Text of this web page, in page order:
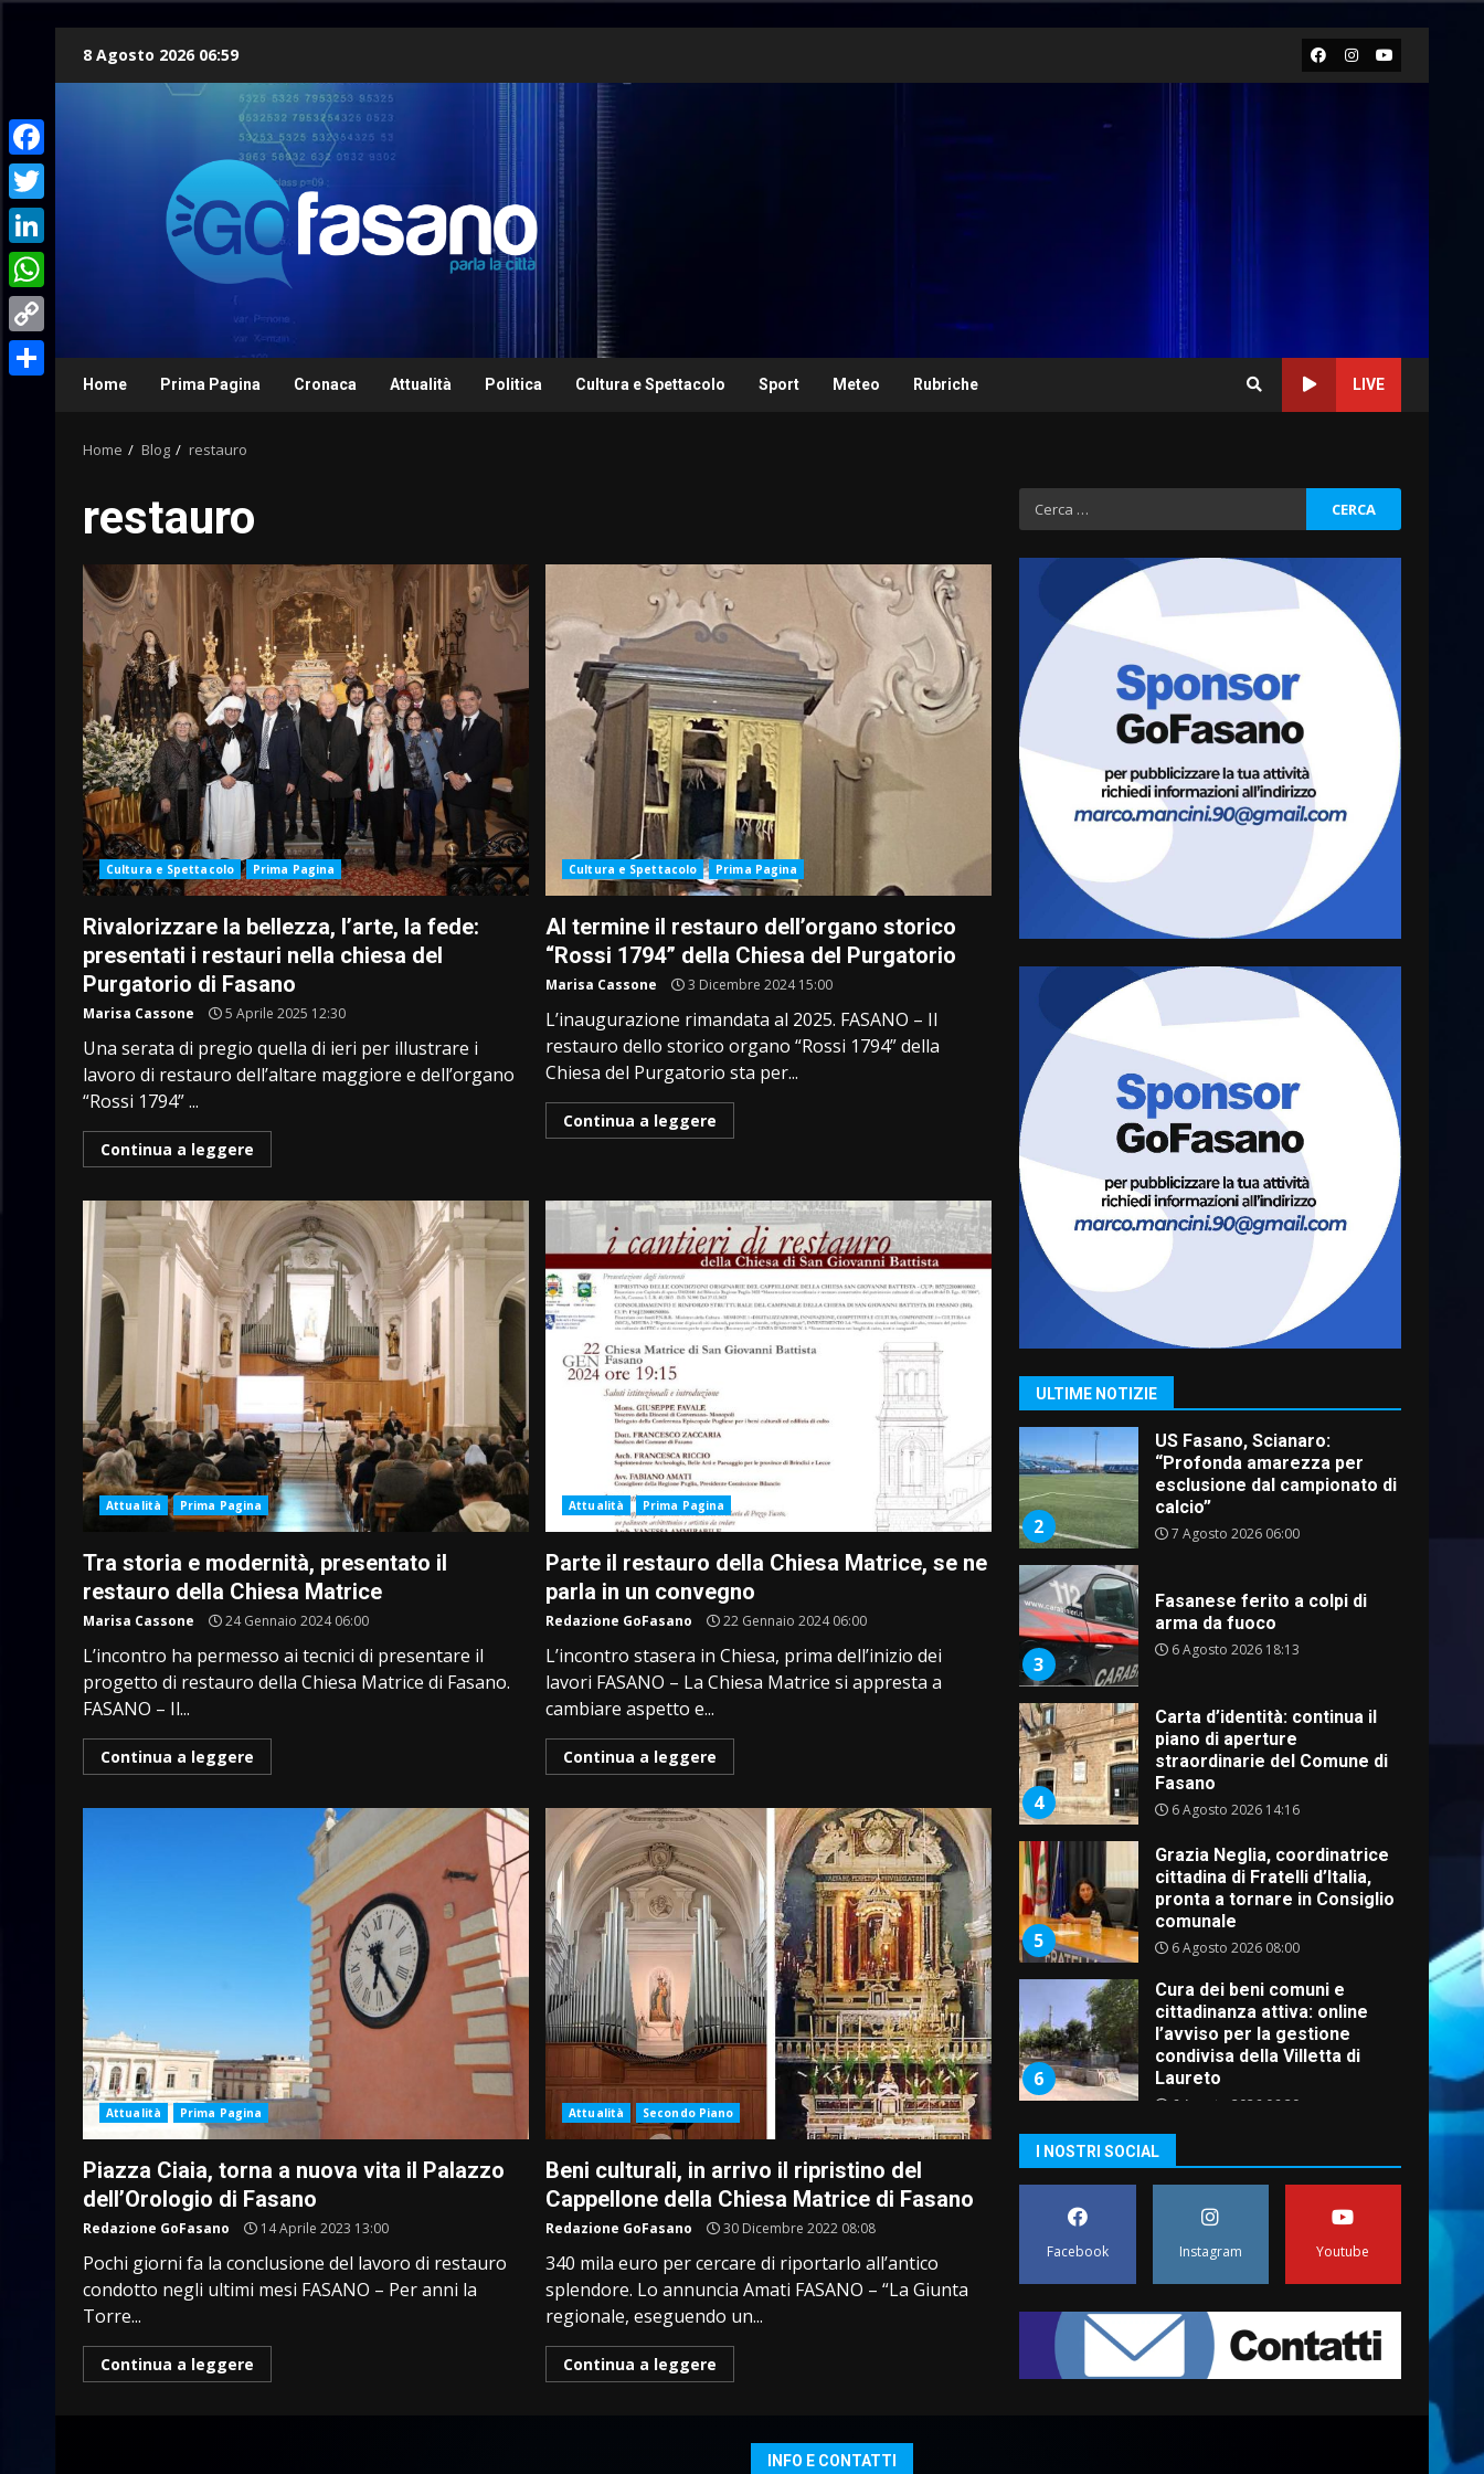
8 Agosto 2026 06:59 Facebook
Instagram
Youtube
Home Prima Pagina Cronaca Attualità Politica Cultura e Spettacolo Sport Meteo Rubriche LIVE
Home Blog restauro
restauro
Cultura e Spettacolo Prima Pagina
Rivalorizzare la bellezza, l’arte, la fede:
presentati i restauri nella chiesa del
Purgatorio di Fasano
Marisa Cassone 5 Aprile 2025 12:30
Una serata di pregio quella di ieri per illustrare i
lavoro di restauro dell’altare maggiore e dell’organo
“Rossi 1794” ...
Continua a leggere
Cultura e Spettacolo Prima Pagina
Al termine il restauro dell’organo storico
“Rossi 1794” della Chiesa del Purgatorio
Marisa Cassone 3 Dicembre 2024 15:00
L’inaugurazione rimandata al 2025. FASANO – Il
restauro dello storico organo “Rossi 1794” della
Chiesa del Purgatorio sta per...
Continua a leggere
Attualità Prima Pagina
Tra storia e modernità, presentato il
restauro della Chiesa Matrice
Marisa Cassone 24 Gennaio 2024 06:00
L’incontro ha permesso ai tecnici di presentare il
progetto di restauro della Chiesa Matrice di Fasano.
FASANO – Il...
Continua a leggere
Attualità Prima Pagina
Parte il restauro della Chiesa Matrice, se ne
parla in un convegno
Redazione GoFasano 22 Gennaio 2024 06:00
L’incontro stasera in Chiesa, prima dell’inizio dei
lavori FASANO – La Chiesa Matrice si appresta a
cambiare aspetto e...
Continua a leggere
Attualità Prima Pagina
Piazza Ciaia, torna a nuova vita il Palazzo
dell’Orologio di Fasano
Redazione GoFasano 14 Aprile 2023 13:00
Pochi giorni fa la conclusione del lavoro di restauro
condotto negli ultimi mesi FASANO – Per anni la
Torre...
Continua a leggere
Attualità Secondo Piano
Beni culturali, in arrivo il ripristino del
Cappellone della Chiesa Matrice di Fasano
Redazione GoFasano 30 Dicembre 2022 08:08
340 mila euro per cercare di riportarlo all’antico
splendore. Lo annuncia Amati FASANO – “La Giunta
regionale, eseguendo un...
Continua a leggere
Ricerca
per:
ULTIME NOTIZIE
Fasanese ferito a colpi di
arma da fuoco
6 Agosto 2026 18:13
4
Carta d’identità: continua il
piano di aperture
straordinarie del Comune di
Fasano
6 Agosto 2026 14:16
5
Grazia Neglia, coordinatrice
cittadina di Fratelli d’Italia,
pronta a tornare in Consiglio
6 Agosto 2026 08:00
Cura dei beni comuni e
cittadinanza attiva: online
l’avviso per la gestione
condivisa della Villetta di
Laureto
6 Agosto 2026 06:20
7
La magia del Minareto e la
prima assoluta de “L’Albergo
Belvedere. Il rapimento”
6 Agosto 2026 06:15
1
“I Contestatori: Musica di
Rivoluzione”: nuovo
appuntamento con “Fasano in
2
US Fasano, Scianaro:
“Profonda amarezza per
esclusione dal campionato di
calcio”
7 Agosto 2026 06:00
3
Fasanese ferito a colpi di
arma da fuoco
6 Agosto 2026 18:13
4
Carta d’identità: continua il
piano di aperture
straordinarie del Comune di
Fasano
6 Agosto 2026 14:16
5
Grazia Neglia, coordinatrice
cittadina di Fratelli d’Italia,
pronta a tornare in Consiglio
comunale
6 Agosto 2026 08:00
6
Cura dei beni comuni e
cittadinanza attiva: online
l’avviso per la gestione
condivisa della Villetta di
Laureto
6 Agosto 2026 06:20
prima assoluta de “L’Albergo
Belvedere. Il rapimento”
6 Agosto 2026 06:15
appuntamento con “Fasano in
Banda”
7 Agosto 2026 06:05
I NOSTRI SOCIAL
Facebook Instagram Youtube
INFO E CONTATTI
Facebook
Twitter
LinkedIn
WhatsApp
Copy